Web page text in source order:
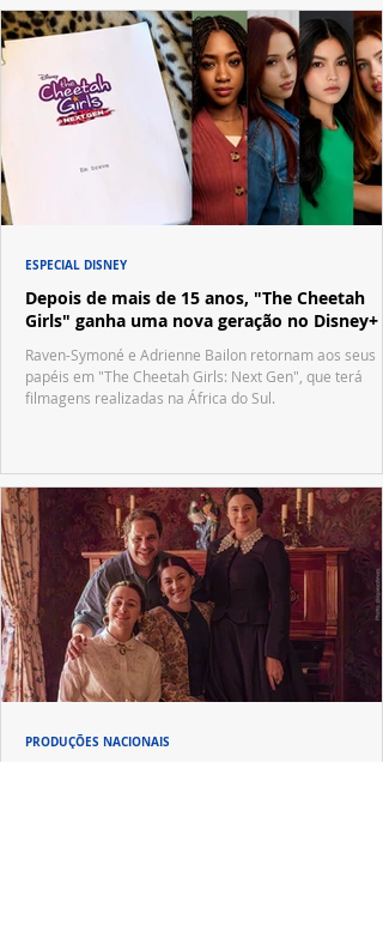
Depois de mais de 15 anos, "The Cheetah
Girls" ganha uma nova geração no Disney+
Raven-Symoné e Adrienne Bailon retornam aos seus
papéis em "The Cheetah Girls: Next Gen", que terá
filmagens realizadas na África do Sul.
ESPECIAL DISNEY
PRODUÇÕES NACIONAIS